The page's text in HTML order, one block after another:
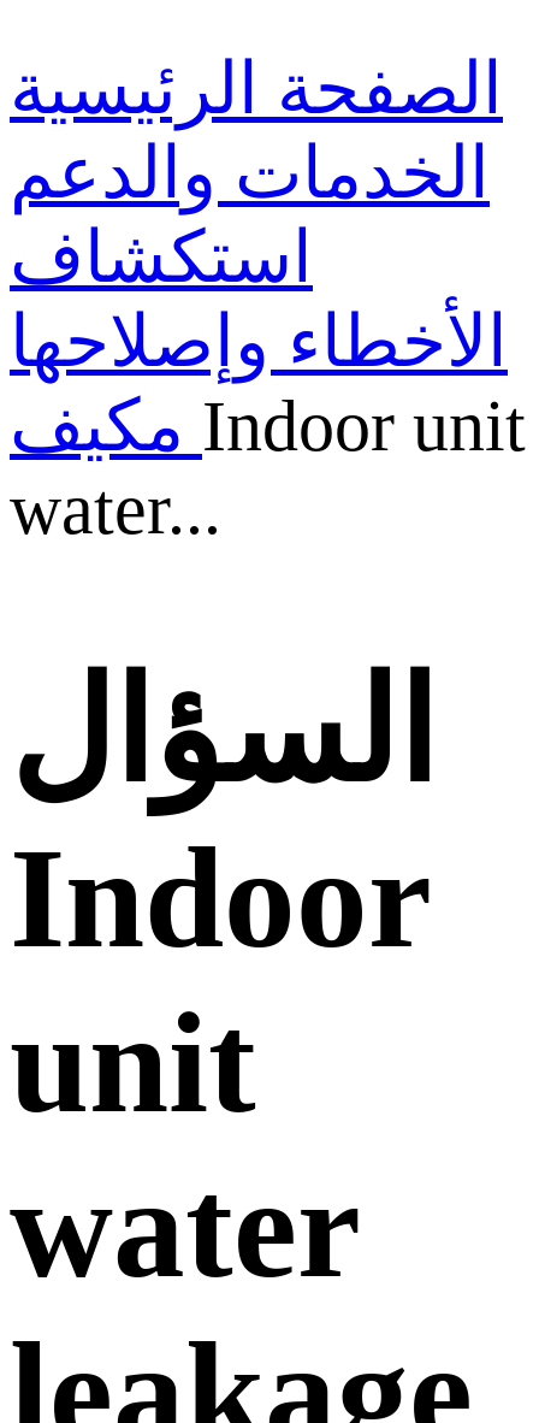
الصفحة الرئيسية
الخدمات والدعم
استكشاف
الأخطاء وإصلاحها
Indoor unit
water...
السؤال
Indoor
unit
water